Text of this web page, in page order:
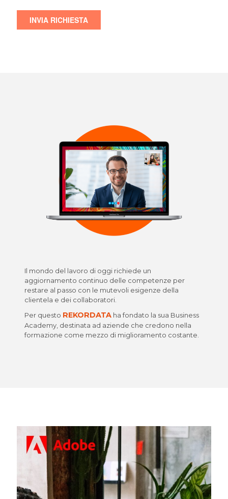
Il mondo del lavoro di oggi richiede un
aggiornamento continuo delle competenze per
restare al passo con le mutevoli esigenze della
clientela e dei collaboratori.
Per questo REKORDATAha fondato la sua Business
Academy, destinata ad aziende che credono nella
formazione come mezzo di miglioramento costante.